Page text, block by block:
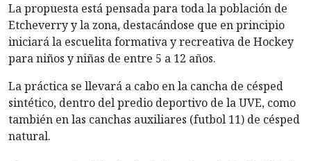
La propuesta está pensada para toda la población de
Etcheverry y la zona, destacándose que en principio
iniciará la escuelita formativa y recreativa de Hockey
para niños y niñas de entre 5 a 12 años.
La práctica se llevará a cabo en la cancha de césped
sintético, dentro del predio deportivo de la UVE, como
también en las canchas auxiliares (futbol 11) de césped
natural.